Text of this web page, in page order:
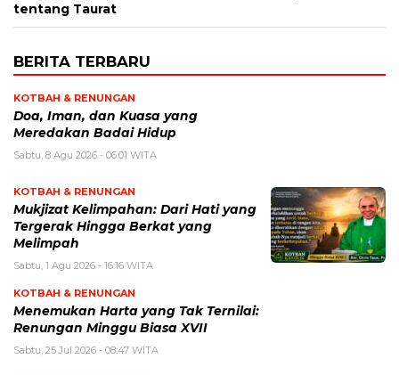
tentang Taurat
BERITA TERBARU
KOTBAH & RENUNGAN
​Doa, Iman, dan Kuasa yang
Meredakan Badai Hidup
Sabtu, 8 Agu 2026 - 06:01 WITA
KOTBAH & RENUNGAN
Mukjizat Kelimpahan: Dari Hati yang
Tergerak Hingga Berkat yang
Melimpah
Sabtu, 1 Agu 2026 - 16:16 WITA
KOTBAH & RENUNGAN
Menemukan Harta yang Tak Ternilai:
Renungan Minggu Biasa XVII
Sabtu, 25 Jul 2026 - 08:47 WITA